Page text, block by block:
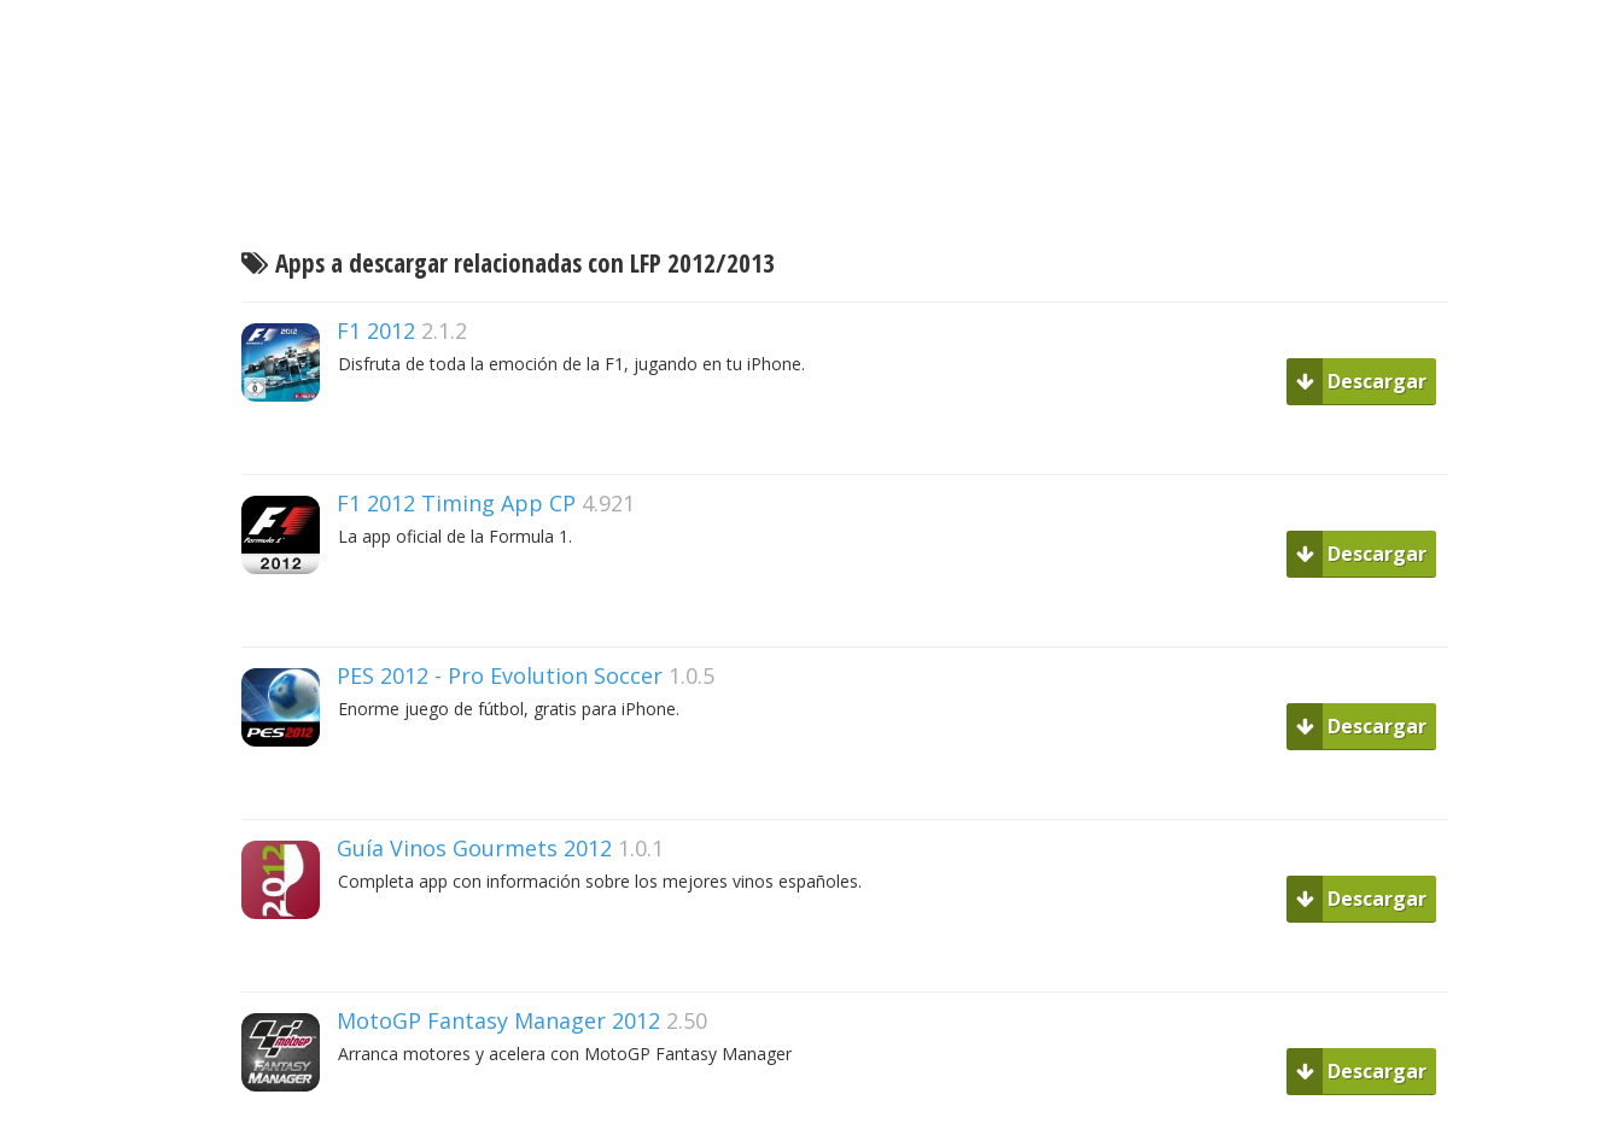
Apps a descargar relacionadas con LFP 2012/2013
F1 2012 2.1.2
Disfruta de toda la emoción de la F1, jugando en tu iPhone.
Descargar
F1 2012 Timing App CP 4.921
La app oficial de la Formula 1.
Descargar
PES 2012 - Pro Evolution Soccer 1.0.5
Enorme juego de fútbol, gratis para iPhone.
Descargar
Guía Vinos Gourmets 2012 1.0.1
Completa app con información sobre los mejores vinos españoles.
Descargar
MotoGP Fantasy Manager 2012 2.50
Arranca motores y acelera con MotoGP Fantasy Manager
Descargar